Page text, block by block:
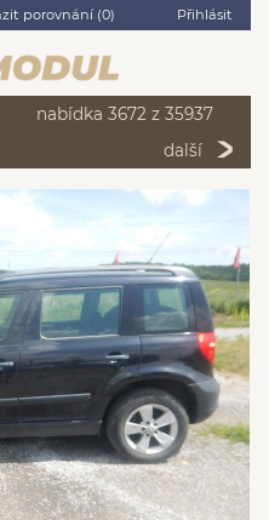
porovnání (0) Přihlásit
nabídka 3672 z 35937
další